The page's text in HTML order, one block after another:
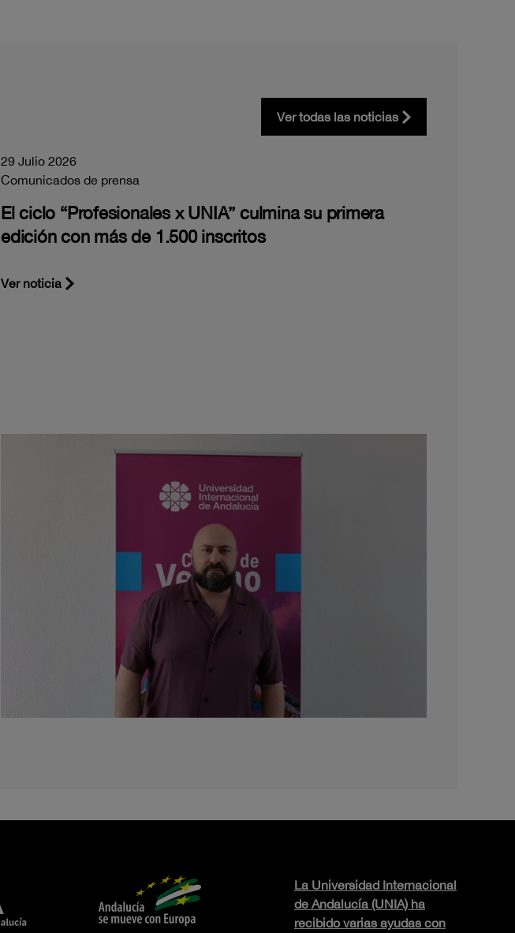
Ver todas las noticias
29 Julio 2026
Comunicados de prensa
El ciclo “Profesionales x UNIA” culmina su primera
edición con más de 1.500 inscritos
Ver noticia
La Universidad Internacional
de Andalucía (UNIA) ha
recibido varias ayudas con